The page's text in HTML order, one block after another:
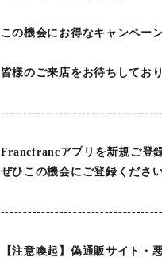
この機会にお得なキャンペー
皆様のご来店をお待ちしてお
Francfrancアプリを新規ご登
ぜひこの機会にご登録くださ
【注意喚起】偽通販サイト・